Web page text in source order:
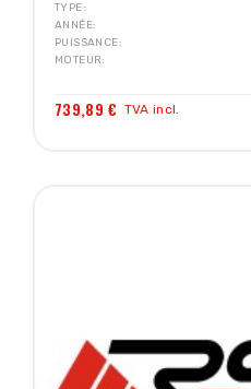
TYPE
ANNÉE
PUISSANCE
MOTEUR
739,89 € TVA incl.